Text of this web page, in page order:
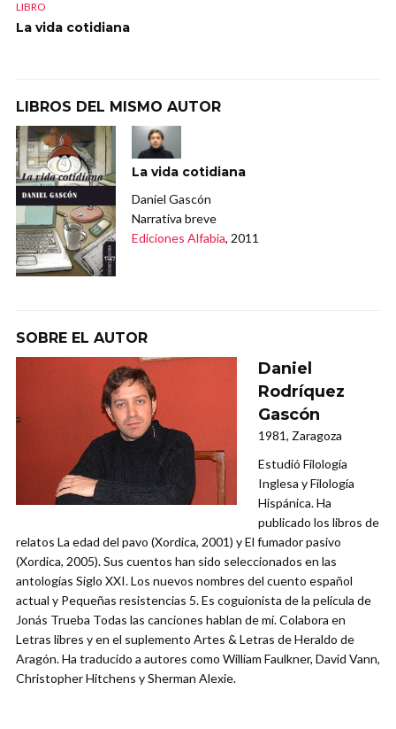
LIBRO
La vida cotidiana
LIBROS DEL MISMO AUTOR
La vida cotidiana
Daniel Gascón
Narrativa breve
Ediciones Alfabia, 2011
SOBRE EL AUTOR
Daniel
Rodríquez
Gascón
1981, Zaragoza
Estudió Filología
Inglesa y Filología
Hispánica. Ha
publicado los libros de
relatos La edad del pavo (Xordica, 2001) y El fumador pasivo
(Xordica, 2005). Sus cuentos han sido seleccionados en las
antologías Siglo XXI. Los nuevos nombres del cuento español
actual y Pequeñas resistencias 5. Es coguionista de la película de
Jonás Trueba Todas las canciones hablan de mí. Colabora en
Letras libres y en el suplemento Artes & Letras de Heraldo de
Aragón. Ha traducido a autores como William Faulkner, David Vann,
Christopher Hitchens y Sherman Alexie.